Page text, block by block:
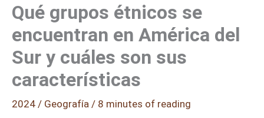
Qué grupos étnicos se
encuentran en América del
Sur y cuáles son sus
características
2024 / Geografía / 8 minutes of reading